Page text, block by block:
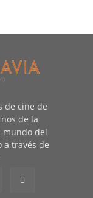
de cine de
de la
mundo del
a través de